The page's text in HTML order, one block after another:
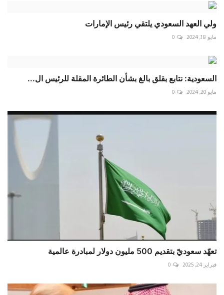
ولي العهد السعودي يلتقي رئيس الإمارات
مايو 18, 2024 0
السعودية: نتابع بقلق بالغ بشأن الطائرة المقلة للرئيس ال...
مايو 20, 2024 0
تعهّد سعوديّ بتقديم 500 مليون دولار لمبادرة عالمية
فبراير 24, 2025 0